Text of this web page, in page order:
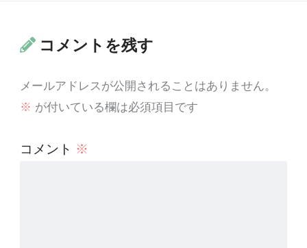
コメントを残す
メールアドレスが公開されることはありません。
※ が付いている欄は必須項目です
コメント ※